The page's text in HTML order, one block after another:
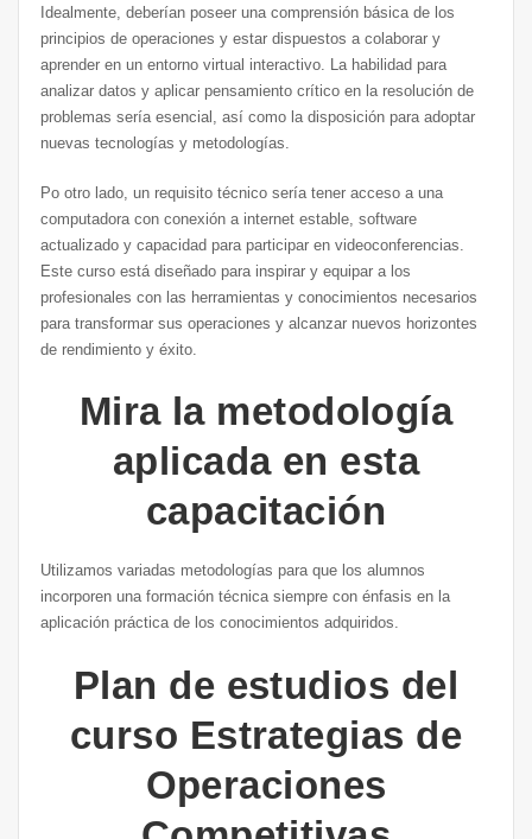
Idealmente, deberían poseer una comprensión básica de los
principios de operaciones y estar dispuestos a colaborar y
aprender en un entorno virtual interactivo. La habilidad para
analizar datos y aplicar pensamiento crítico en la resolución de
problemas sería esencial, así como la disposición para adoptar
nuevas tecnologías y metodologías.
Po otro lado, un requisito técnico sería tener acceso a una
computadora con conexión a internet estable, software
actualizado y capacidad para participar en videoconferencias.
Este curso está diseñado para inspirar y equipar a los
profesionales con las herramientas y conocimientos necesarios
para transformar sus operaciones y alcanzar nuevos horizontes
de rendimiento y éxito.
Mira la metodología
aplicada en esta
capacitación
Utilizamos variadas metodologías para que los alumnos
incorporen una formación técnica siempre con énfasis en la
aplicación práctica de los conocimientos adquiridos.
Plan de estudios del
curso Estrategias de
Operaciones